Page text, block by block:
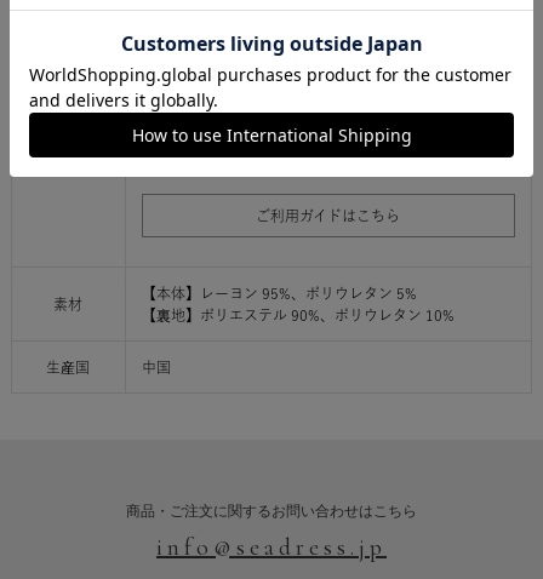
ご購入前に必ずご確認ください
濃色品は、色移り等を防ぐため着用前に単独で洗うこと
ご利用ガイドはこちら
素材
【本体】レーヨン 95%、ポリウレタン 5%
【裏地】ポリエステル 90%、ポリウレタン 10%
生産国 中国
商品・ご注文に関するお問い合わせはこちら
info@seadress.jp